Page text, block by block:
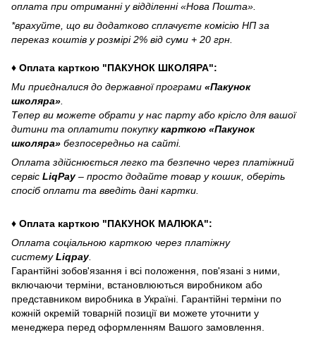
оплата при отриманні у відділенні «Нова Пошта».
*врахуйте, що ви додатково сплачуєте комісію НП за
переказ коштів у розмірі 2% від суми + 20 грн.
♦ Оплата карткою "ПАКУНОК ШКОЛЯРА":
Ми приєдналися до державної програми «Пакунок
школяра»
Тепер ви можете обрати у нас парту або крісло для вашої
дитини та оплатити покупкукарткою «Пакунок
школяра» безпосередньо на сайті.
Оплата здійснюється легко та безпечно через платіжний
сервіс LiqPay– просто додайте товар у кошик, оберіть
спосіб оплати та введіть дані картки.
♦ Оплата карткою "ПАКУНОК МАЛЮКА":
Оплата соціальною карткою через платіжну
системуLiqpay.
Гарантійні зобов'язання і всі положення, пов'язані з ними,
включаючи терміни, встановлюються виробником або
представником виробника в Україні. Гарантійні терміни по
кожній окремій товарній позиції ви можете уточнити у
менеджера перед оформленням Вашого замовлення.